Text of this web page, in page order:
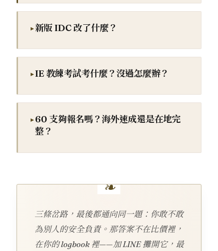
新版 IDC 改了什麼？
IE 教練考試考什麼？沒過怎麼辦？
60 支夠報名嗎？海外速成還是在地完
整？
三條岔路，最後都通向同一題：你敢不敢
為別人的安全負責。那答案不在比價裡，
在你的 logbook 裡——加 LINE 攤開它，最